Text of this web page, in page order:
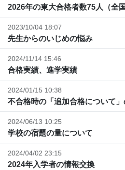
2026年の東大合格者数75人（全国
2023/10/04 18:07
先生からのいじめの悩み
2024/11/14 15:46
合格実績、進学実績
2024/01/15 10:38
不合格時の「追加合格について
2024/06/13 10:25
学校の宿題の量について
2024/04/02 23:15
2024年入学者の情報交換